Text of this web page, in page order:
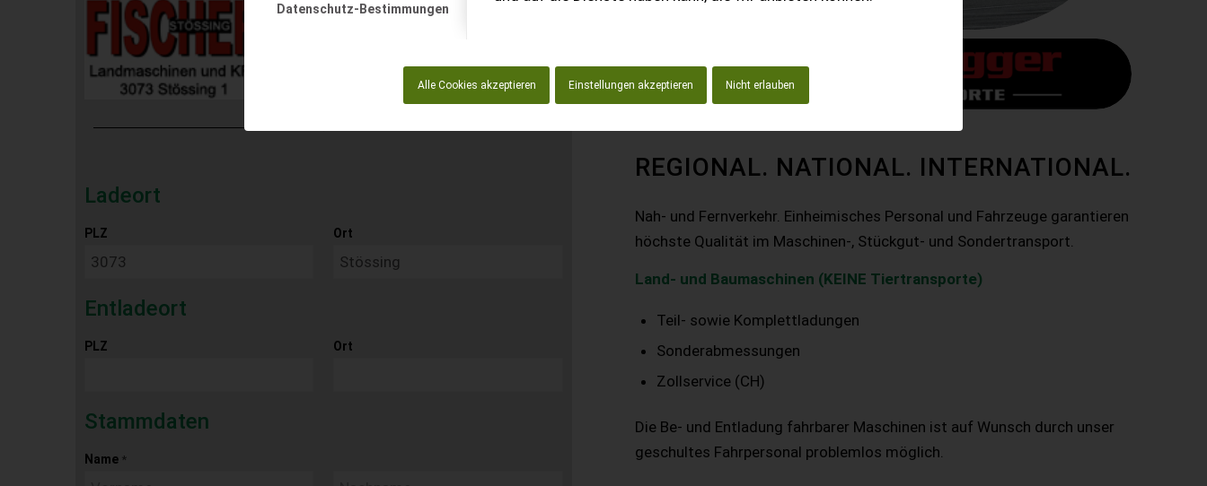
Datenschutz-Bestimmungen
Alle Cookies akzeptieren Einstellungen akzeptieren Nicht erlauben
Ladeort
PLZ Ort
Entladeort
PLZ Ort
Stammdaten
Name *
REGIONAL. NATIONAL. INTERNATIONAL.
Nah- und Fernverkehr. Einheimisches Personal und Fahrzeuge garantieren
höchste Qualität im Maschinen-, Stückgut- und Sondertransport.
Land- und Baumaschinen (KEINE Tiertransporte)
Teil- sowie Komplettladungen
Sonderabmessungen
Zollservice (CH)
Die Be- und Entladung fahrbarer Maschinen ist auf Wunsch durch unser
geschultes Fahrpersonal problemlos möglich.